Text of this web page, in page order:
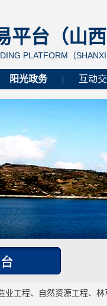
台（山西
PLATFORM（SHANXI
阳光政务 互动
业工程、自然资源工程、林